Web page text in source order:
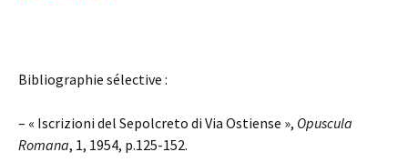
Bibliographie sélective :
– « Iscrizioni del Sepolcreto di Via Ostiense », Opuscula
Romana, 1, 1954, p.125-152.